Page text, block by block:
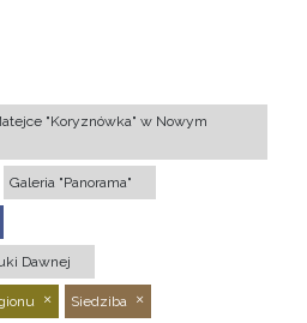
"Koryznówka" w Nowym
Galeria "Panorama"
Dawnej
Siedziba